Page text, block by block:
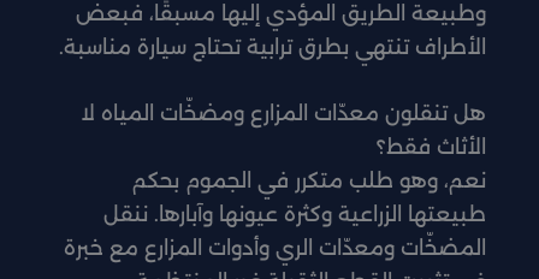
وطبيعة الطريق المؤدي إليها مسبقًا، فبعض
الأطراف تنتهي بطرق ترابية تحتاج سيارة مناسبة.
هل تنقلون معدّات المزارع ومضخّات المياه لا
الأثاث فقط؟
نعم، وهو طلب متكرر في الجموم بحكم
طبيعتها الزراعية وكثرة عيونها وآبارها. ننقل
المضخّات ومعدّات الري وأدوات المزارع مع خبرة